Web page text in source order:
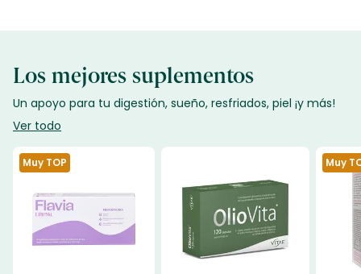
Los mejores suplementos
Un apoyo para tu digestión, sueño, resfriados, piel ¡y más!
Ver todo
Muy TOP Muy